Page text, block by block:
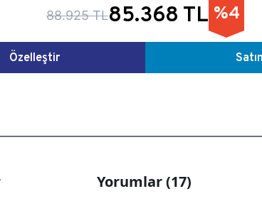
88.925 TL85.368 TL %4
Özelleştir
Yorumlar (17)